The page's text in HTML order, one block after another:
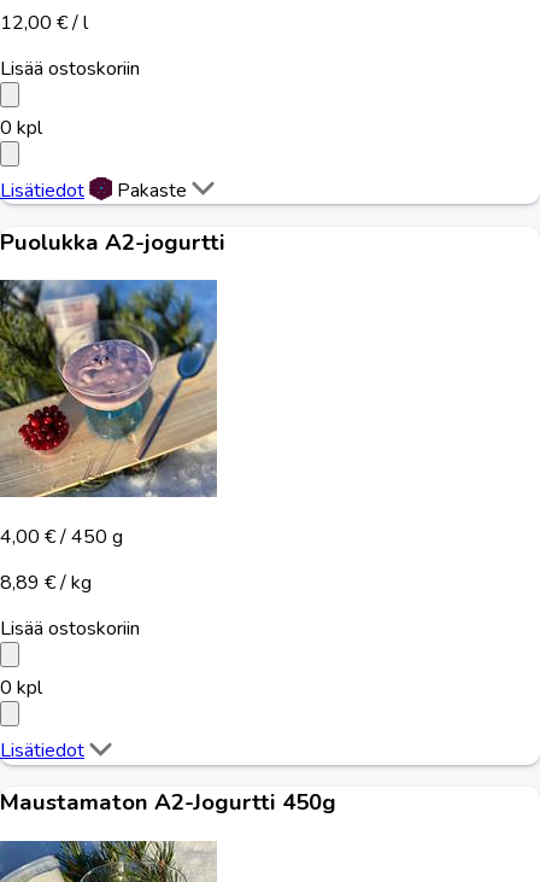
12,00 € / l
Lisää ostoskoriin
0 kpl
Lisätiedot Pakaste
Puolukka A2-jogurtti
4,00 €/ 450 g
8,89 € / kg
Lisää ostoskoriin
0 kpl
Lisätiedot
Maustamaton A2-Jogurtti 450g